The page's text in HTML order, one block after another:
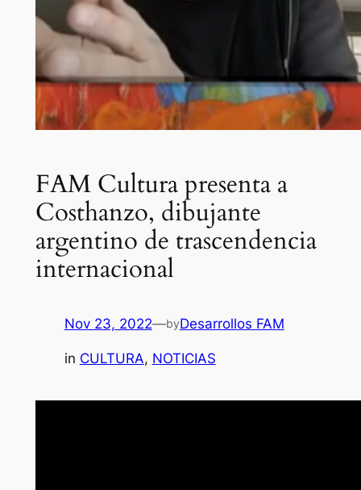
FAM Cultura presenta a
Costhanzo, dibujante
argentino de trascendencia
internacional
Nov 23, 2022—byDesarrollos FAM
in CULTURA, NOTICIAS